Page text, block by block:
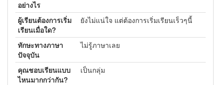
อย่างไร
ผู้เรียนต้องการเริ่ม
เรียนเมื่อใด?
ยังไม่แน่ใจ แต่ต้องการเริ่มเรียนเร็วๆนี้
ทักษะทางภาษา
ปัจจุบัน
ไม่รู้ภาษาเลย
คุณชอบเรียนแบบ
ไหนมากกว่ากัน?
เป็นกลุ่ม